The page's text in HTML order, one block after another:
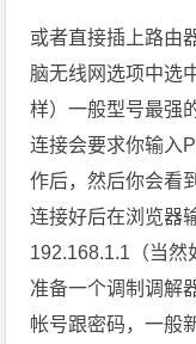
或者直接插上路由
脑无线网选项中选
样）一般型号最强
连接会要求你输入
作后，然后你会看
连接好后在浏览器
192.168.1.1（当然
准备一个调制调解
帐号跟密码，一般